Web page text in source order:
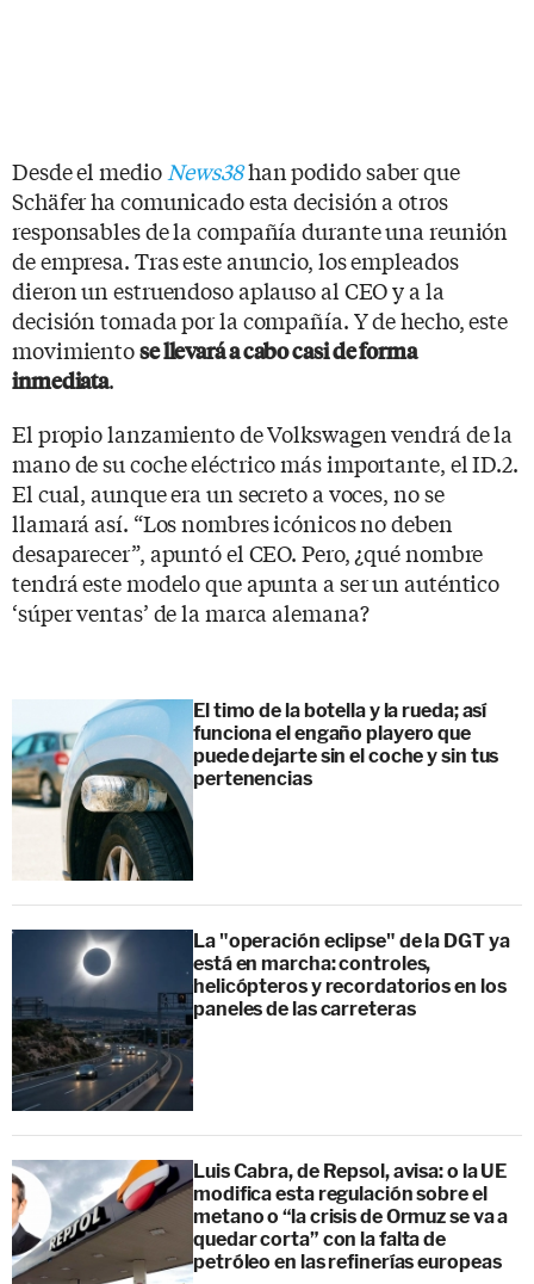
Desde el medio News38han podido saber que
Schäfer ha comunicado esta decisión a otros
responsables de la compañía durante una reunión
de empresa. Tras este anuncio, los empleados
dieron un estruendoso aplauso al CEO y a la
decisión tomada por la compañía. Y de hecho, este
movimientose llevará a cabo casi de forma
inmediata.
El propio lanzamiento de Volkswagen vendrá de la
mano de su coche eléctrico más importante, el ID.2.
El cual, aunque era un secreto a voces, no se
llamará así. “Los nombres icónicos no deben
desaparecer”, apuntó el CEO. Pero, ¿qué nombre
tendrá este modelo que apunta a ser un auténtico
‘súper ventas’ de la marca alemana?
El timo de la botella y la rueda; así
funciona el engaño playero que
puede dejarte sin el coche y sin tus
pertenencias
La "operación eclipse" de la DGT ya
está en marcha: controles,
helicópteros y recordatorios en los
paneles de las carreteras
Luis Cabra, de Repsol, avisa: o la UE
modifica esta regulación sobre el
metano o “la crisis de Ormuz se va a
quedar corta” con la falta de
petróleo en las refinerías europeas